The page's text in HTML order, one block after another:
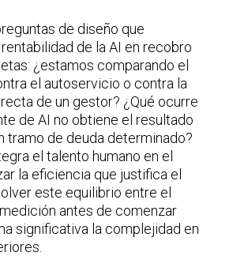
de diseño que
de la AI en recobro
¿estamos comparando el
el autoservicio o contra la
de un gestor? ¿Qué ocurre
de AI no obtiene el resultado
tramo de deuda determinado?
el talento humano en el
la eficiencia que justifica el
este equilibrio entre el
antes de comenzar
significativa la complejidad en